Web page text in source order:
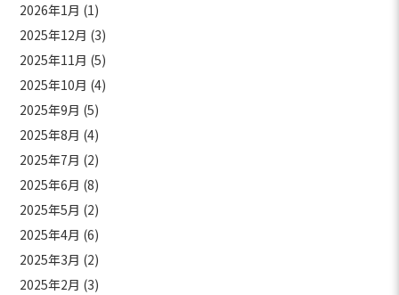
2026年1月 (1)
2025年12月 (3)
2025年11月 (5)
2025年10月 (4)
2025年9月 (5)
2025年8月 (4)
2025年7月 (2)
2025年6月 (8)
2025年5月 (2)
2025年4月 (6)
2025年3月 (2)
2025年2月 (3)